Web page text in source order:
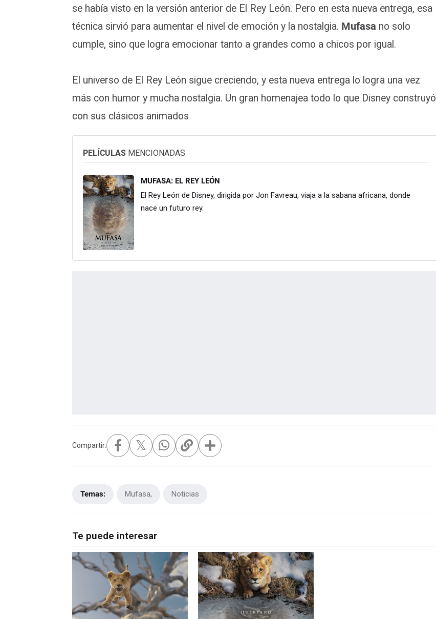
se había visto en la versión anterior de El Rey León. Pero en esta nueva entrega, esa
técnica sirvió para aumentar el nivel de emoción y la nostalgia. Mufasa no solo
cumple, sino que logra emocionar tanto a grandes como a chicos por igual.
El universo de El Rey León sigue creciendo, y esta nueva entrega lo logra una vez
más con humor y mucha nostalgia. Un gran homenajea todo lo que Disney construyó
con sus clásicos animados
PELÍCULASMENCIONADAS
MUFASA: EL REY LEÓN
El Rey León de Disney, dirigida por Jon Favreau, viaja a la sabana africana, donde
nace un futuro rey.
Compartir: 𝕏
Temas: Mufasa Noticias
Te puede interesar